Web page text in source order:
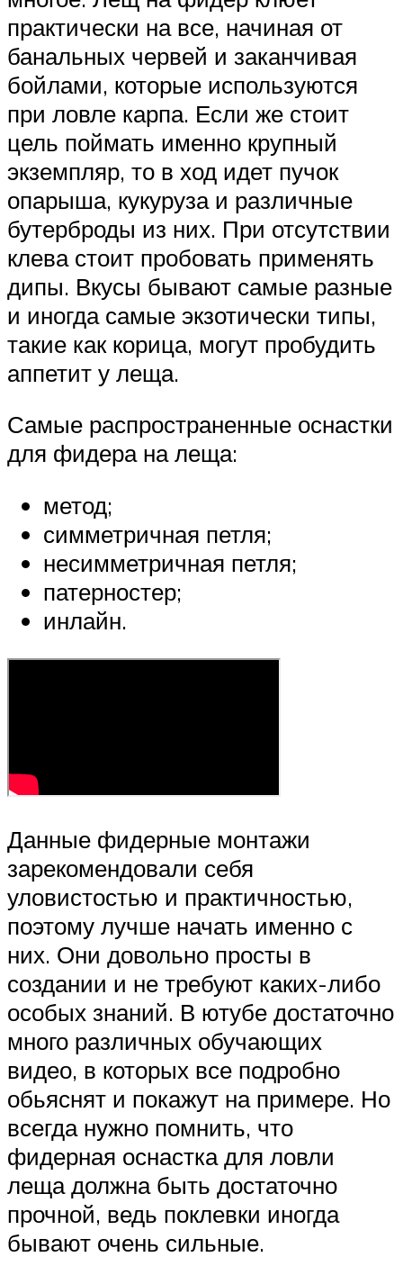
практически на все, начиная от
банальных червей и заканчивая
бойлами, которые используются
при ловле карпа. Если же стоит
цель поймать именно крупный
экземпляр, то в ход идет пучок
опарыша, кукуруза и различные
бутерброды из них. При отсутствии
клева стоит пробовать применять
дипы. Вкусы бывают самые разные
и иногда самые экзотически типы,
такие как корица, могут пробудить
аппетит у леща.
Самые распространенные оснастки
для фидера на леща:
метод;
симметричная петля;
несимметричная петля;
патерностер;
инлайн.
Данные фидерные монтажи
зарекомендовали себя
уловистостью и практичностью,
поэтому лучше начать именно с
них. Они довольно просты в
создании и не требуют каких-либо
особых знаний. В ютубе достаточно
много различных обучающих
видео, в которых все подробно
обьяснят и покажут на примере. Но
всегда нужно помнить, что
фидерная оснастка для ловли
леща должна быть достаточно
прочной, ведь поклевки иногда
бывают очень сильные.